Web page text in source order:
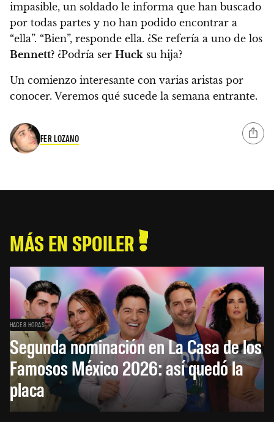
impasible, un soldado le informa que han buscado
por todas partes y no han podido encontrar a
“ella”. “Bien”, responde ella. ¿Se refería a uno de los
Bennett? ¿Podría ser Huck su hija?
Un comienzo interesante con varias aristas por
conocer. Veremos qué sucede la semana entrante.
FER LOZANO
MÁS EN SPOILER
HACE 8 HORAS
Segunda nominación en La Casa de los
Famosos México 2026: así quedó la
placa